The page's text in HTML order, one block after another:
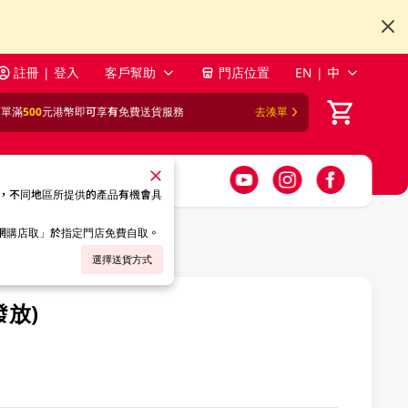
註冊 | 登入 客戶幫助 門店位置 EN | 中
滿500元港幣即可享有免費送貨服務 去湊單
不同地區所提供的產品有機會具
購店取」於指定門店免費自取。
選擇送貨方式
放)